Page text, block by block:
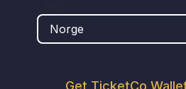
Get TicketCo